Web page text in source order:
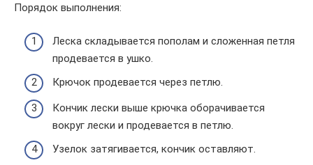
Порядок выполнения:
Леска складывается пополам и сложенная петля
продевается в ушко.
Крючок продевается через петлю.
Кончик лески выше крючка оборачивается
вокруг лески и продевается в петлю.
Узелок затягивается, кончик оставляют.